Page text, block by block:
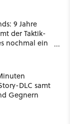
9 Jahre
der Taktik-
nochmal ein
DLC samt
Gegnern